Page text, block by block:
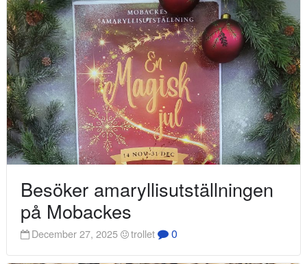
Besöker amaryllisutställningen
på Mobackes
December 27, 2025 trollet 0